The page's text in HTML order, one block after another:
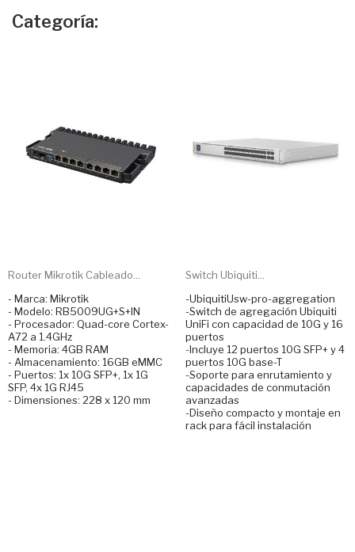
Categoría:
Router Mikrotik Cableado...
- Marca: Mikrotik
- Modelo: RB5009UG+S+IN
- Procesador: Quad-core Cortex-
A72 a 1.4GHz
- Memoria: 4GB RAM
- Almacenamiento: 16GB eMMC
- Puertos: 1x 10G SFP+, 1x 1G
SFP, 4x 1G RJ45
- Dimensiones: 228 x 120 mm
Switch Ubiquiti...
-UbiquitiUsw-pro-aggregation
-Switch de agregación Ubiquiti
UniFi con capacidad de 10G y 16
puertos
-Incluye 12 puertos 10G SFP+ y 4
puertos 10G base-T
-Soporte para enrutamiento y
capacidades de conmutación
avanzadas
-Diseño compacto y montaje en
rack para fácil instalación